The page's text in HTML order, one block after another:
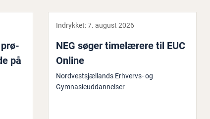
prø­
på
Indrykket:7. august 2026
NEG søger ti­me­læ­re­re til EUC
Online
Nordvestsjællands Erhvervs- og
Gymnasieuddannelser